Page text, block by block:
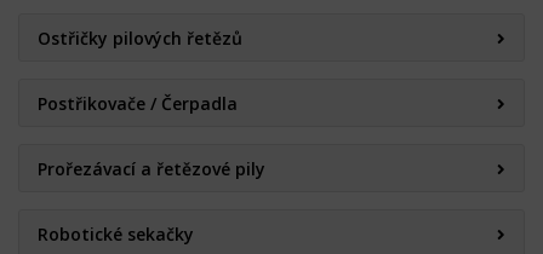
Ostřičky pilových řetězů
Postřikovače / Čerpadla
Prořezávací a řetězové pily
Robotické sekačky